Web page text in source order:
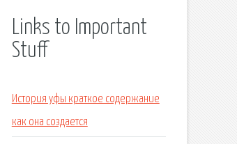
Links to Important
Stuff
История уфы краткое содержание
как она создается